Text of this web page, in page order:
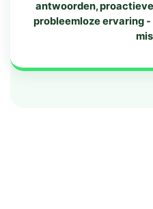
antwoorden,
probleemloze ervaring